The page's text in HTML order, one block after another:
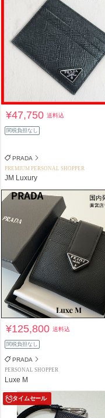
¥47,750送料込
関税負担なし
PRADA
PREMIUM PERSONAL SHOPPER
JM Luxury
¥125,800送料込
関税負担なし
PRADA
PERSONAL SHOPPER
Luxe M
タイムセール